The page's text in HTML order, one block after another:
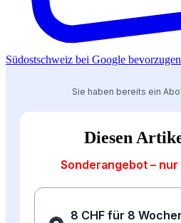
Südostschweiz bei Google bevorzugen